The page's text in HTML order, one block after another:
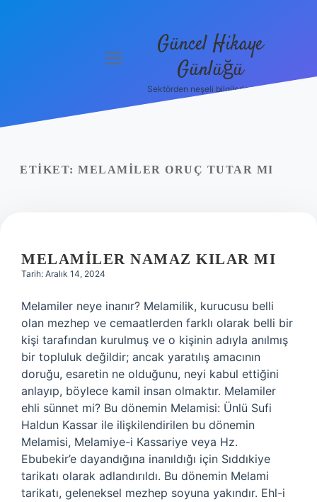
menüyü
Güncel Hikaye
Günlüğü
Sektörden neşeli bilgilerle tanış!
ETIKET: MELAMILER ORUÇ TUTAR MI
MELAMILER NAMAZ KILAR MI
Tarih: Aralık 14, 2024
Melamiler neye inanır? Melamilik, kurucusu belli
olan mezhep ve cemaatlerden farklı olarak belli bir
kişi tarafından kurulmuş ve o kişinin adıyla anılmış
bir topluluk değildir; ancak yaratılış amacının
doruğu, esaretin ne olduğunu, neyi kabul ettiğini
anlayıp, böylece kamil insan olmaktır. Melamiler
ehli sünnet mi? Bu dönemin Melamisi: Ünlü Sufi
Haldun Kassar ile ilişkilendirilen bu dönemin
Melamisi, Melamiye-i Kassariye veya Hz.
Ebubekir’e dayandığına inanıldığı için Sıddıkiye
tarikatı olarak adlandırıldı. Bu dönemin Melami
tarikatı, geleneksel mezhep soyuna yakındır. Ehl-i